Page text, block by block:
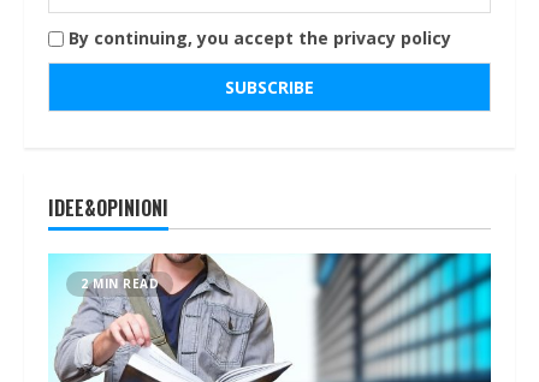
By continuing, you accept the privacy policy
IDEE&OPINIONI
2 MIN READ